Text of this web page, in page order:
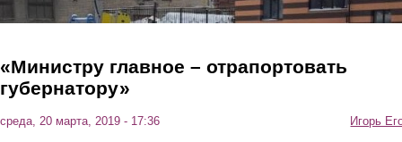
«Министру главное – отрапортовать
губернатору»
среда, 20 марта, 2019 - 17:36 Игорь